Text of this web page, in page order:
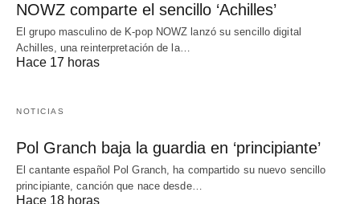
NOWZ comparte el sencillo ‘Achilles’
El grupo masculino de K-pop NOWZ lanzó su sencillo digital
Achilles, una reinterpretación de la…
Hace 17 horas
NOTICIAS
Pol Granch baja la guardia en ‘principiante’
El cantante español Pol Granch, ha compartido su nuevo sencillo
principiante, canción que nace desde…
Hace 18 horas